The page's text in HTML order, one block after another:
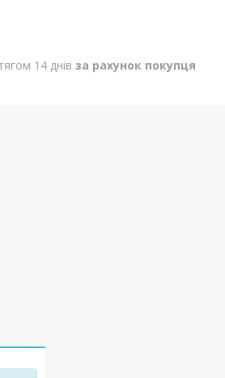
14 днів за рахунок покупця